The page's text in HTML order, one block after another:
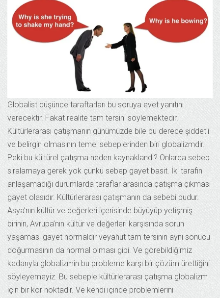
Globalist düşünce taraftarları bu soruya evet yanıtını
verecektir. Fakat realite tam tersini söylemektedir.
Kültürlerarası çatışmanın günümüzde bile bu derece şiddetli
ve belirgin olmasının temel sebeplerinden biri globalizmdir.
Peki bu kültürel çatışma neden kaynaklandı? Onlarca sebep
sıralamaya gerek yok çünkü sebep gayet basit. İki tarafın
anlaşamadığı durumlarda taraflar arasında çatışma çıkması
gayet olasıdır. Kültürlerarası çatışmanın da sebebi budur.
Asya’nın kültür ve değerleri içerisinde büyüyüp yetişmiş
birinin, Avrupa’nın kültür ve değerleri karşısında sorun
yaşaması gayet normaldir veyahut tam tersinin aynı sonucu
doğurmasının da normal olması gibi. Ve görebildiğimiz
kadarıyla globalizmin bu probleme karşı bir çözüm ürettiğini
söyleyemeyiz. Bu sebeple kültürlerarası çatışma globalizm
için bir kör noktadır. Ve kendi içinde problemlerini